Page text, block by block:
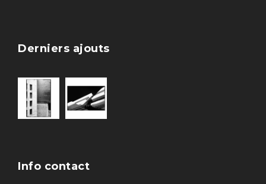
Derniers ajouts
Info contact